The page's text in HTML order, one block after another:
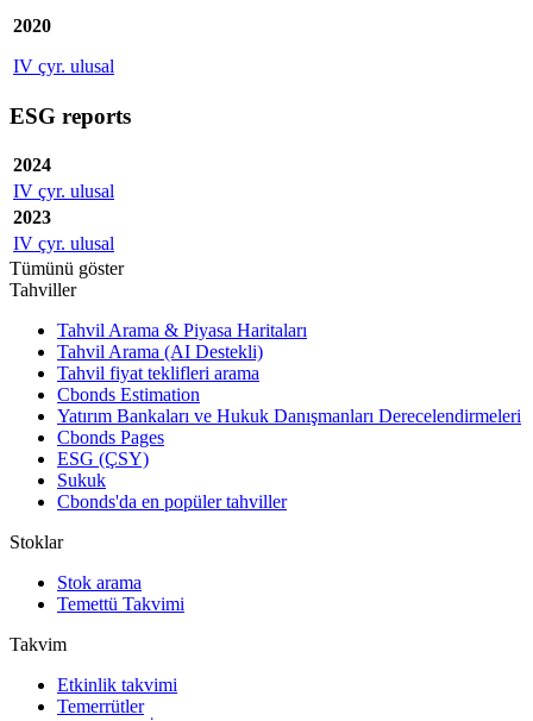
2020
IV çyr. ulusal
ESG reports
2024
IV çyr. ulusal
2023
IV çyr. ulusal
Tümünü göster
Tahviller
Tahvil Arama & Piyasa Haritaları
Tahvil Arama (AI Destekli)
Tahvil fiyat teklifleri arama
Cbonds Estimation
Yatırım Bankaları ve Hukuk Danışmanları Derecelendirmeleri
Cbonds Pages
ESG (ÇSY)
Sukuk
Cbonds'da en popüler tahviller
Stoklar
Stok arama
Temettü Takvimi
Takvim
Etkinlik takvimi
Temerrütler